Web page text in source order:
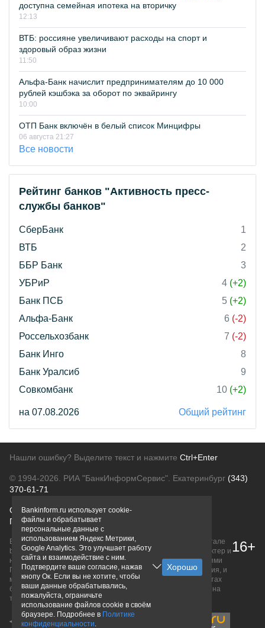
доступна семейная ипотека на вторичку
12:13
ВТБ: россияне увеличивают расходы на спорт и
здоровый образ жизни
11:50
Альфа-Банк начислит предпринимателям до 10 000
рублей кэшбэка за оборот по эквайрингу
10:00
ОТП Банк включён в белый список Минцифры
06 августа 21:27
Все новости
Рейтинг банков "Активность пресс-
службы банков"
СберБанк
1
ВТБ
2
ББР Банк
3
УБРиР
4 (+2)
Банк ПСБ
5 (+2)
Альфа-Банк
6 (-2)
Россельхозбанк
7 (-2)
Банк Инго
8
Банк Уралсиб
9
Совкомбанк
10 (+2)
на 07.08.2026 Общий рейтинг
Нашли ошибку? Выделите текст и нажмите Ctrl+Enter
© 1994-2026. РИА "БанкИнформСервис". Екатеринбург (343)
370-61-71
О проектеПолитика конфиденциальности
Правовая информацияДля рекламодателей
Вся информация о продуктах банков, размещенная на портале
bankinform.ru, носит исключительно ознакомительный характер и
не является публичной офертой, определяемой положениями
ГК РФ. Информация не содержит точного и полного описания, и
может быть изменена. Конечные условия уточняйте на сайтах
банков или при личном обращении. Исключительное право на
товарные знаки принадлежит их правообладателям.
16+
Bankinform.ru использует cookie-
файлы и обрабатывает
персональные данные с
использованием Яндекс Метрики,
Google Analytics. Это улучшает работу
сайта и взаимодействие с ним.
Подтвердите ваше согласие, нажав
кнопу Ок. Если вы не хотите, чтобы
ваши данные обрабатывались,
пожалуйста, ограничьте
использование файлов cookie в своём
браузере. Подробнее в Политике
конфиденциальности.